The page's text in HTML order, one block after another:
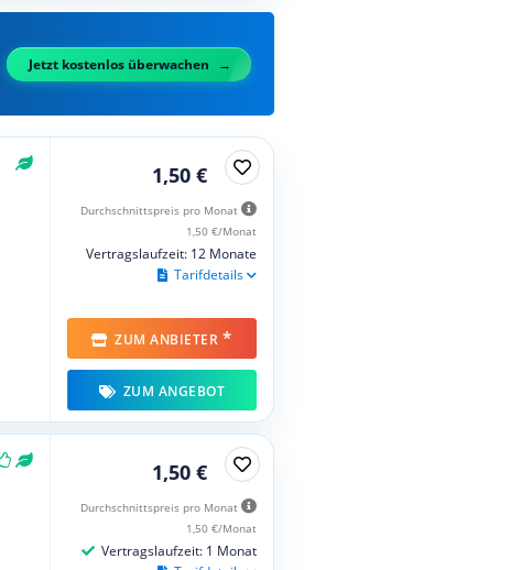
Jetzt kostenlos überwachen
1,50 €
Durchschnittspreis pro Monat
1,50 €/Monat
Vertragslaufzeit: 12 Monate
Tarifdetails
ZUM ANBIETER *
ZUM ANGEBOT
1,50 €
Durchschnittspreis pro Monat
1,50 €/Monat
Vertragslaufzeit: 1 Monat